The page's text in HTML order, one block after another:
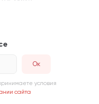
условия
сайта